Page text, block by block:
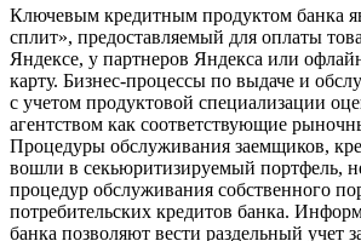
Ключевым кредитным продуктом банка
сплит», предоставляемый для оплаты
Яндексе, у партнеров Яндекса или
карту. Бизнес-процессы по выдаче и
с учетом продуктовой специализации
агентством как соответствующие
Процедуры обслуживания заемщиков,
вошли в секьюритизируемый портфель,
процедур обслуживания собственного
потребительских кредитов банка.
банка позволяют вести раздельный учет